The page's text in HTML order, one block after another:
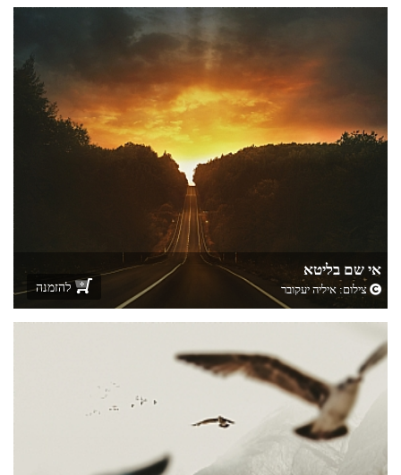
אי שם בליטא
צילום: איליה יעקובר להזמנה